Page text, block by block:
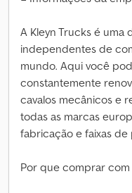
A Kleyn Trucks é uma
independentes de
mundo. Aqui você
constantemente
cavalos mecânicos e
todas as marcas
fabricação e faixas de
Por que comprar com